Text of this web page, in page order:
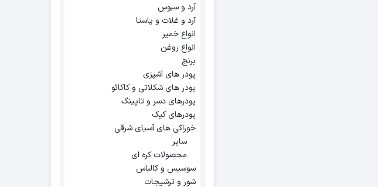
آرد و سبوس
آرد و غلات و پاستا
انواع خمیر
انواع روغن
برنج
پودر های آشپزی
پودر های شکلاتی و کاکائو
پودرهای دسر و تاپینگ
پودرهای کیک
خوراکی های آسیای شرقی
سایر
محصولات کره ای
سوسیس و کالباس
شور و ترشیجات